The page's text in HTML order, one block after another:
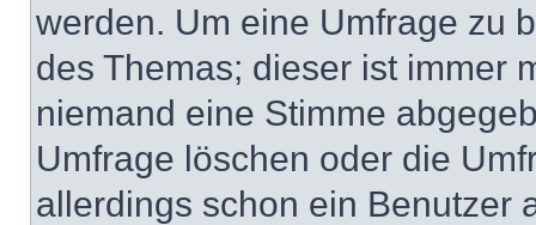
werden. Um eine Umfrage zu
des Themas; dieser ist immer
niemand eine Stimme
Umfrage löschen oder die
allerdings schon ein Benutzer